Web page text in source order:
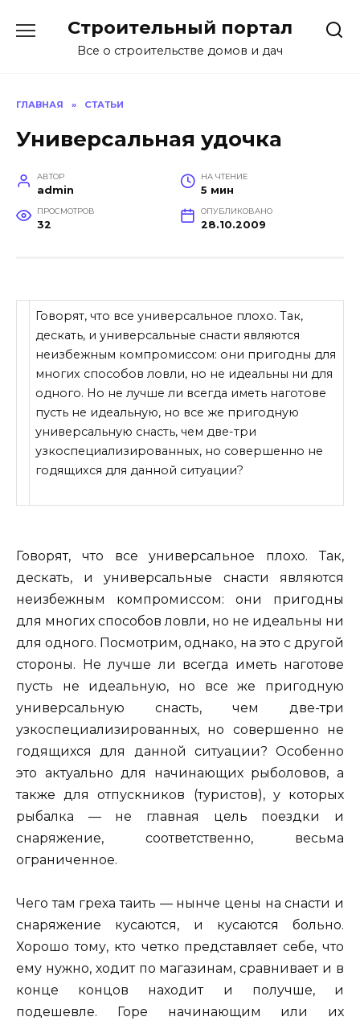
содержанию
Строительный портал
Все о строительстве домов и дач
ГЛАВНАЯ » СТАТЬИ
Универсальная удочка
АВТОР
admin
НА ЧТЕНИЕ
5 мин
ПРОСМОТРОВ
32
ОПУБЛИКОВАНО
28.10.2009
Говорят, что все универсальное плохо. Так,
дескать, и универсальные снасти являются
неизбежным компромиссом: они пригодны для
многих способов ловли, но не идеальны ни для
одного. Но не лучше ли всегда иметь наготове
пусть не идеальную, но все же пригодную
универсальную снасть, чем две-три
узкоспециализированных, но совершенно не
годящихся для данной ситуации?
Говорят, что все универсальное плохо. Так,
дескать, и универсальные снасти являются
неизбежным компромиссом: они пригодны
для многих способов ловли, но не идеальны ни
для одного. Посмотрим, однако, на это с другой
стороны. Не лучше ли всегда иметь наготове
пусть не идеальную, но все же пригодную
универсальную снасть, чем две-три
узкоспециализированных, но совершенно не
годящихся для данной ситуации? Особенно
это актуально для начинающих рыболовов, а
также для отпускников (туристов), у которых
рыбалка — не главная цель поездки и
снаряжение, соответственно, весьма
ограниченное.
Чего там греха таить — нынче цены на снасти и
снаряжение кусаются, и кусаются больно.
Хорошо тому, кто четко представляет себе, что
ему нужно, ходит по магазинам, сравнивает и в
конце концов находит и получше, и
подешевле. Горе начинающим или их